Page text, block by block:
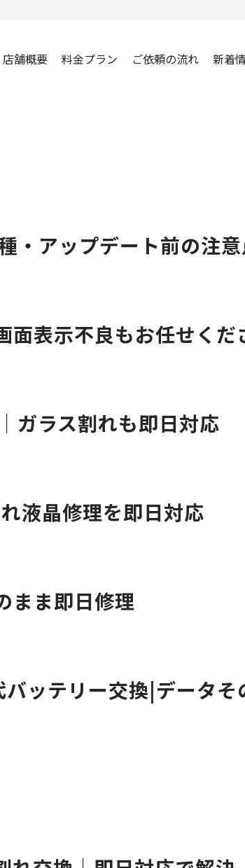
店舗概要 料金プラン ご依頼の流れ 新着
・アップデート前の注
表示不良もお任せくだ
ガラス割れも即日対応
液晶修理を即日対応
まま即日修理
ッテリー交換|データそ